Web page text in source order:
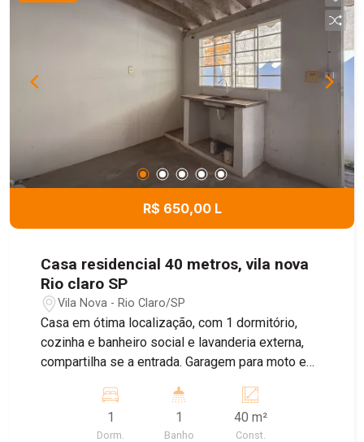
R$ 650,00 L
Casa residencial 40 metros, vila nova
Rio claro SP
Vila Nova - Rio Claro/SP
Casa em ótima localização, com 1 dormitório,
cozinha e banheiro social e lavanderia externa,
compartilha se a entrada. Garagem para moto e
1
Dorm.
1
Banho
40 m²
Const.